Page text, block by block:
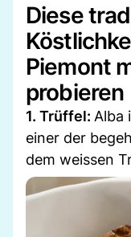
Diese
Piemont
probieren
1. Trüffel: Alba
einer der
dem weissen